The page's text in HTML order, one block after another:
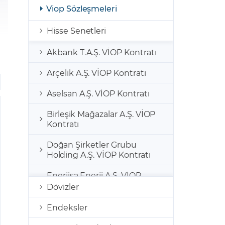
GCM Borsa Trader Eğitim Videoları
Viop Sözleşmeleri
Hisse Senetleri
Akbank T.A.Ş. VİOP Kontratı
Arçelik A.Ş. VİOP Kontratı
Aselsan A.Ş. VİOP Kontratı
Birleşik Mağazalar A.Ş. VİOP
Kontratı
Doğan Şirketler Grubu
Holding A.Ş. VİOP Kontratı
Enerjisa Enerji A.Ş. VİOP
Kontratı
Emlak Konut Gayrimenkul
Yatırım Ortaklığı A.Ş. VİOP
Dövizler
Endeksler